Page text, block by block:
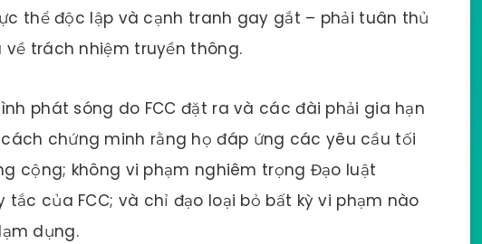
thể độc lập và cạnh tranh gay gắt – phải tuân thủ
trách nhiệm truyền thông.
phát sóng do FCC đặt ra và các đài phải gia hạn
chứng minh rằng họ đáp ứng các yêu cầu tối
cộng; không vi phạm nghiêm trọng Đạo luật
của FCC; và chỉ đạo loại bỏ bất kỳ vi phạm nào
dụng.